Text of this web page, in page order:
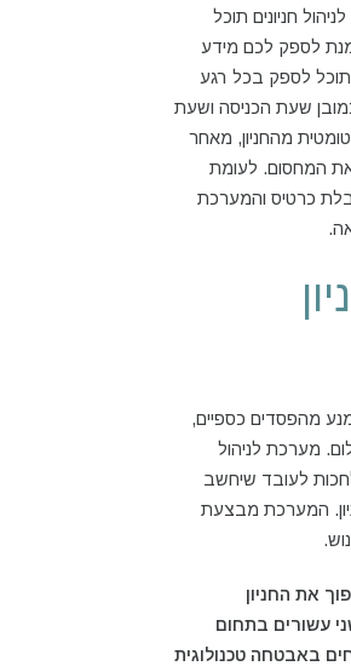
חניונים תוכל
לספק לכם מידע
לספק בכל רגע
שעת הכניסה ושעת
מהחניון, מאחר
את המחסום. לעומת
כרטיס והמערכת
מהפסדים כספיים,
מערכת לניהול
לעובד שיחשב
המערכת מבצעת
את החניון
שני עשורים בתחום
באבטחה טכנולוגית